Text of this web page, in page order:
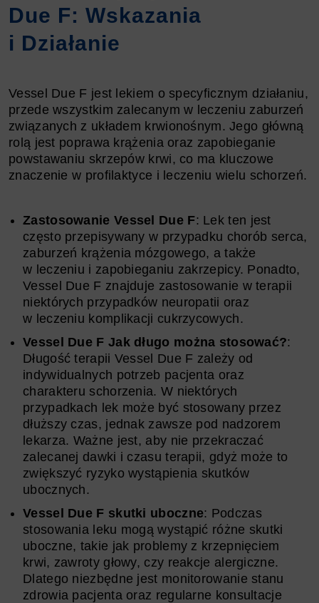
Due F: Wskazania
i Działanie
Vessel Due F jest lekiem o specyficznym działaniu,
przede wszystkim zalecanym w leczeniu zaburzeń
związanych z układem krwionośnym. Jego główną
rolą jest poprawa krążenia oraz zapobieganie
powstawaniu skrzepów krwi, co ma kluczowe
znaczenie w profilaktyce i leczeniu wielu schorzeń.
Zastosowanie Vessel Due F: Lek ten jest
często przepisywany w przypadku chorób serca,
zaburzeń krążenia mózgowego, a także
w leczeniu i zapobieganiu zakrzepicy. Ponadto,
Vessel Due F znajduje zastosowanie w terapii
niektórych przypadków neuropatii oraz
w leczeniu komplikacji cukrzycowych.
Vessel Due F Jak długo można stosować?:
Długość terapii Vessel Due F zależy od
indywidualnych potrzeb pacjenta oraz
charakteru schorzenia. W niektórych
przypadkach lek może być stosowany przez
dłuższy czas, jednak zawsze pod nadzorem
lekarza. Ważne jest, aby nie przekraczać
zalecanej dawki i czasu terapii, gdyż może to
zwiększyć ryzyko wystąpienia skutków
ubocznych.
Vessel Due F skutki uboczne: Podczas
stosowania leku mogą wystąpić różne skutki
uboczne, takie jak problemy z krzepnięciem
krwi, zawroty głowy, czy reakcje alergiczne.
Dlatego niezbędne jest monitorowanie stanu
zdrowia pacjenta oraz regularne konsultacje